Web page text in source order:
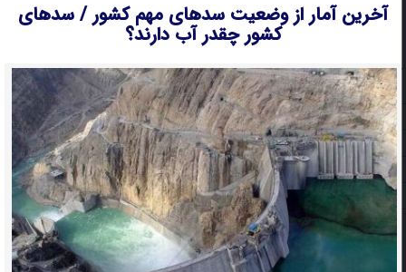
آخرین آمار از وضعیت سدهای مهم کشور / سدهای
کشور چقدر آب دارند؟